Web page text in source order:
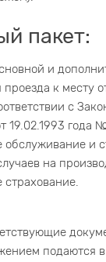
пакет:
и
к месту
с
19.02.1993 года
обслуживание и
на
подаются